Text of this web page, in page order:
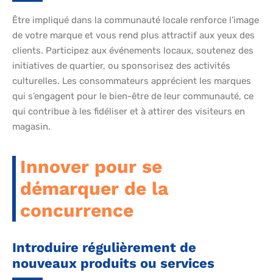
Être impliqué dans la communauté locale renforce l’image
de votre marque et vous rend plus attractif aux yeux des
clients. Participez aux événements locaux, soutenez des
initiatives de quartier, ou sponsorisez des activités
culturelles. Les consommateurs apprécient les marques
qui s’engagent pour le bien-être de leur communauté, ce
qui contribue à les fidéliser et à attirer des visiteurs en
magasin.
Innover pour se
démarquer de la
concurrence
Introduire régulièrement de
nouveaux produits ou services